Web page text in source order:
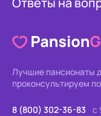
Лучшие пансионаты
проконсультируем
8 (800) 302-36-83 с